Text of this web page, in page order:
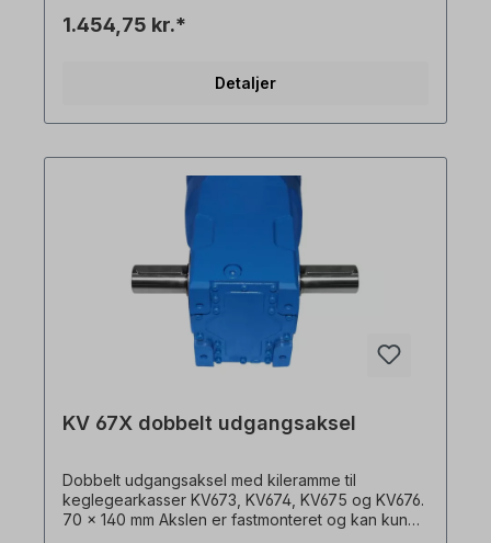
produktbilleder er ikke-bindende eksempler! Der
1.454,75 kr.*
Detaljer
KV 67X dobbelt udgangsaksel
Dobbelt udgangsaksel med kileramme til
keglegearkasser KV673, KV674, KV675 og KV676.
70 x 140 mm Akslen er fastmonteret og kan kun